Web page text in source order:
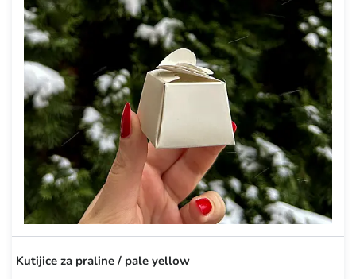
Kutijice za praline / pale yellow